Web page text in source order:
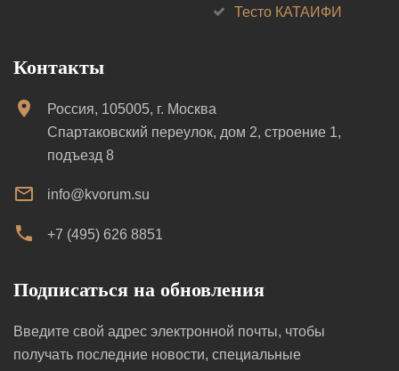
Тесто КАТАИФИ
Контакты
Россия, 105005, г. Москва
Спартаковский переулок, дом 2, строение 1,
подъезд 8
info@kvorum.su
+7 (495) 626 8851
Подписаться на обновления
Введите свой адрес электронной почты, чтобы
получать последние новости, специальные